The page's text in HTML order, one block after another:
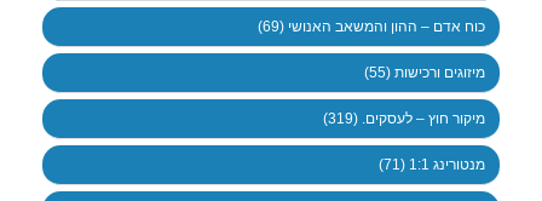
כוח אדם – ההון והמשאב האנושי (69)
מיזוגים ורכישות (55)
מיקור חוץ – לעסקים. (319)
מנטורינג 1:1 (71)